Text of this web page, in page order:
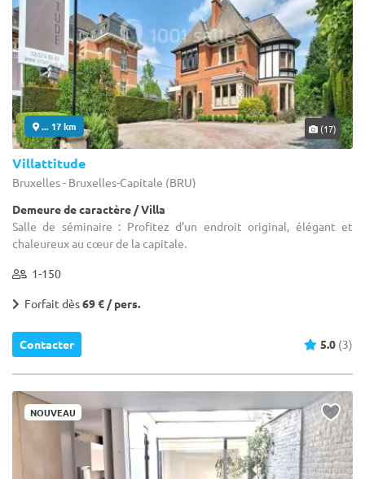
... 17 km (17)
Villattitude
Bruxelles - Bruxelles-Capitale (BRU)
Demeure de caractère / Villa
Salle de séminaire : Profitez d’un endroit original, élégant et
chaleureux au cœur de la capitale.
1-150
Forfait dès69 € / pers.
Contacter 5.0 (3)
NOUVEAU